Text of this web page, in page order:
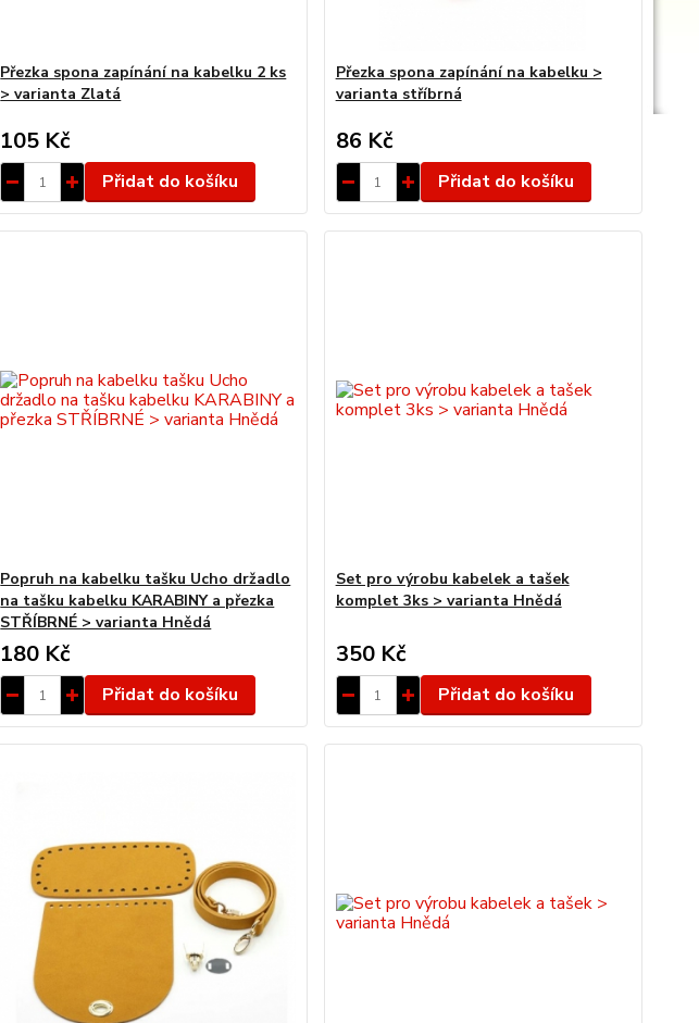
Přezka spona zapínání na kabelku 2 ks
> varianta Zlatá
105 Kč
Přidat do košíku
Přezka spona zapínání na kabelku >
varianta stříbrná
86 Kč
Přidat do košíku
Popruh na kabelku tašku Ucho držadlo
na tašku kabelku KARABINY a přezka
STŘÍBRNÉ > varianta Hnědá
180 Kč
Přidat do košíku
Set pro výrobu kabelek a tašek
komplet 3ks > varianta Hnědá
350 Kč
Přidat do košíku